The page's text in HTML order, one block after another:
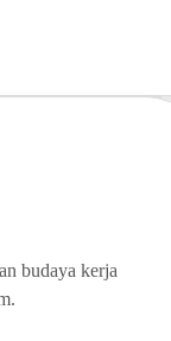
budaya kerja